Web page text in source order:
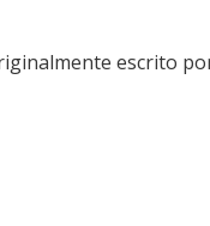
escrito